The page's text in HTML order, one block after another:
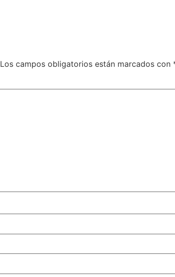
Los campos obligatorios están marcados con